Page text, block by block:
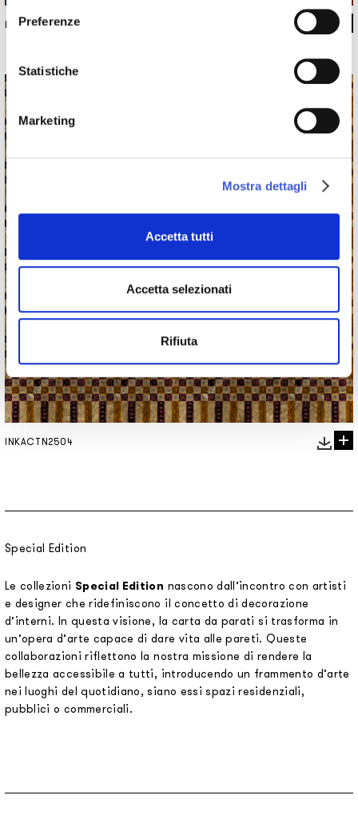
Preferenze
Statistiche
Marketing
Mostra dettagli
Accetta tutti
Accetta selezionati
Rifiuta
INKACTN2503
INKACTN2504
Special Edition
Le collezioni Special Edition nascono dall’incontro con artisti
e designer che ridefiniscono il concetto di decorazione
d’interni. In questa visione, la carta da parati si trasforma in
un’opera d’arte capace di dare vita alle pareti. Queste
collaborazioni riflettono la nostra missione di rendere la
bellezza accessibile a tutti, introducendo un frammento d’arte
nei luoghi del quotidiano, siano essi spazi residenziali,
pubblici o commerciali.